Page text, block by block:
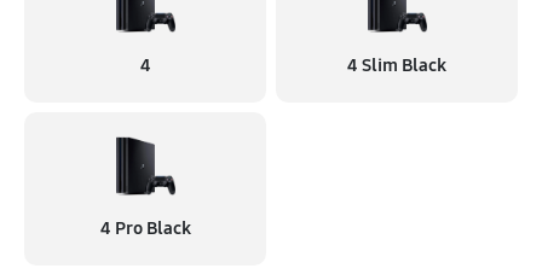
4 4 Slim Black
4 Pro Black